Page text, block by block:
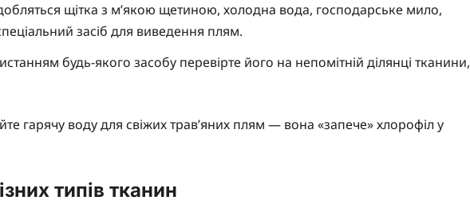
щітка з м’якою щетиною, холодна вода, господарське мило,
засіб для виведення плям.
будь-якого засобу перевірте його на непомітній ділянці тканини,
гарячу воду для свіжих трав’яних плям — вона «запече» хлорофіл у
типів тканин